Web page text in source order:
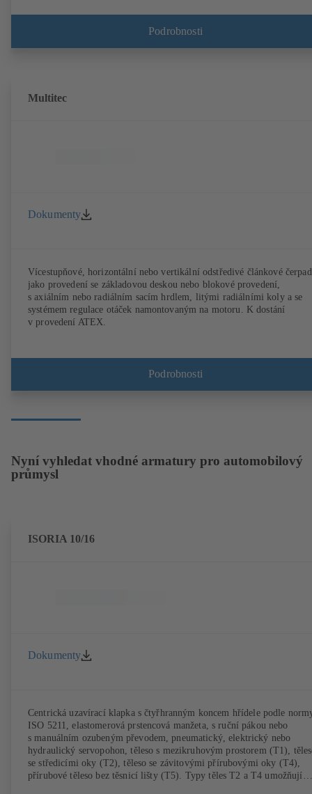
provoz se systémem regulace otáček typu KSB PumpDrive 2 nebo
KSB PumpDrive 2 Eco bez snímače polohy rotoru. Upevňovací body
Podrobnosti
Multitec
Dokumenty
Vícestupňové, horizontální nebo vertikální odstředivé článkové
jako provedení se základovou deskou nebo blokové provedení,
s axiálním nebo radiálním sacím hrdlem, litými radiálními koly a se
systémem regulace otáček namontovaným na motoru. K dostání
v provedení ATEX.
Podrobnosti
Nyní vyhledat vhodné armatury pro automobilový
průmysl
ISORIA 10/16
Dokumenty
Centrická uzavírací klapka s čtyřhranným koncem hřídele podle
ISO 5211, elastomerová prstencová manžeta, s ruční pákou nebo
s manuálním ozubeným převodem, pneumatický, elektrický nebo
hydraulický servopohon, těleso s mezikruhovým prostorem (T1),
se středicími oky (T2), těleso se závitovými přírubovými oky (T4),
přírubové těleso bez těsnicí lišty (T5). Typy těles T2 a T4 umožňují